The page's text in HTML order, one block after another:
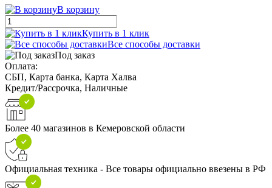
В корзину
Купить в 1 клик
Все способы доставки
Под заказ
Оплата:
СБП, Карта банка, Карта Халва
Кредит/Рассрочка, Наличные
Более 40 магазинов в Кемеровской области
Официальная техника - Все товары официально ввезены в РФ